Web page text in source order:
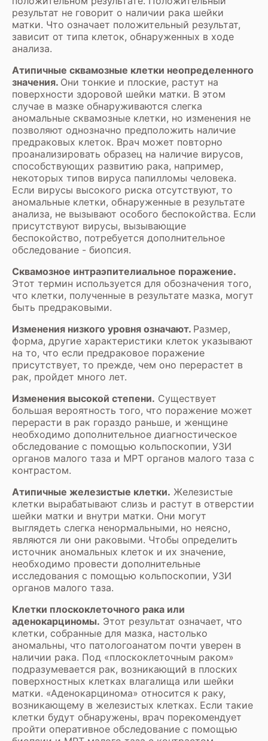
результат не говорит о наличии рака шейки
матки. Что означает положительный результат,
зависит от типа клеток, обнаруженных в ходе
анализа.
Атипичные сквамозные клетки неопределенного
значения. Они тонкие и плоские, растут на
поверхности здоровой шейки матки. В этом
случае в мазке обнаруживаются слегка
аномальные сквамозные клетки, но изменения не
позволяют однозначно предположить наличие
предраковых клеток. Врач может повторно
проанализировать образец на наличие вирусов,
способствующих развитию рака, например,
некоторых типов вируса папилломы человека.
Если вирусы высокого риска отсутствуют, то
аномальные клетки, обнаруженные в результате
анализа, не вызывают особого беспокойства. Если
присутствуют вирусы, вызывающие
беспокойство, потребуется дополнительное
обследование - биопсия.
Сквамозное интраэпителиальное поражение.
Этот термин используется для обозначения того,
что клетки, полученные в результате мазка, могут
быть предраковыми.
Изменения низкого уровня означают. Размер,
форма, другие характеристики клеток указывают
на то, что если предраковое поражение
присутствует, то прежде, чем оно перерастет в
рак, пройдет много лет.
Изменения высокой степени. Существует
большая вероятность того, что поражение может
перерасти в рак гораздо раньше, и женщине
необходимо дополнительное диагностическое
обследование с помощью кольпоскопии, УЗИ
органов малого таза и МРТ органов малого таза с
контрастом.
Атипичные железистые клетки. Железистые
клетки вырабатывают слизь и растут в отверстии
шейки матки и внутри матки. Они могут
выглядеть слегка ненормальными, но неясно,
являются ли они раковыми. Чтобы определить
источник аномальных клеток и их значение,
необходимо провести дополнительные
исследования с помощью кольпоскопии, УЗИ
органов малого таза.
Клетки плоскоклеточного рака или
аденокарциномы. Этот результат означает, что
клетки, собранные для мазка, настолько
аномальны, что патологоанатом почти уверен в
наличии рака. Под «плоскоклеточным раком»
подразумевается рак, возникающий в плоских
поверхностных клетках влагалища или шейки
матки. «Аденокарцинома» относится к раку,
возникающему в железистых клетках. Если такие
клетки будут обнаружены, врач порекомендует
пройти оперативное обследование с помощью